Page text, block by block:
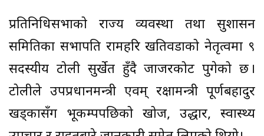
प्रतिनिधिसभाको राज्य व्यवस्था तथा सुशासन
समितिका सभापति रामहरि खतिवडाको नेतृत्वमा ९
सदस्यीय टोली सुर्खेत हुँदै जाजरकोट पुगेको छ ।
टोलीले उपप्रधानमन्त्री एवम् रक्षामन्त्री पूर्णबहादुर
खड्कासँग भूकम्पपछिको खोज, उद्धार, स्वास्थ्य